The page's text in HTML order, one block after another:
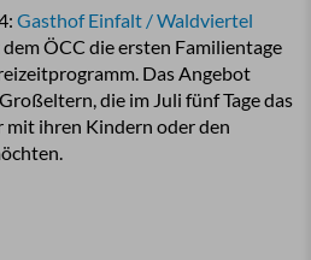
Gasthof Einfalt / Waldviertel
ÖCC die ersten Familientage
Das Angebot
die im Juli fünf Tage das
ihren Kindern oder den